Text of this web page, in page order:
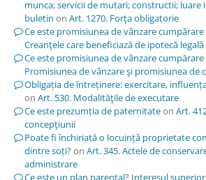
munca; servicii de mutari; constructii; luare
buletin on Art. 1270. Forţa obligatorie
Ce este promisiunea de vânzare cumpărare
Creanţele care beneficiază de ipotecă legală
Ce este promisiunea de vânzare cumpărare
Promisiunea de vânzare şi promisiunea de
Obligația de întreținere: exercitare,
on Art. 530. Modalităţile de executare
Ce este prezumția de paternitateon Art.
concepţiunii
Poate fi închiriată o locuință proprietate
dintre soți?on Art. 345. Actele de
administrare
Ce este un plan parental? Interesul